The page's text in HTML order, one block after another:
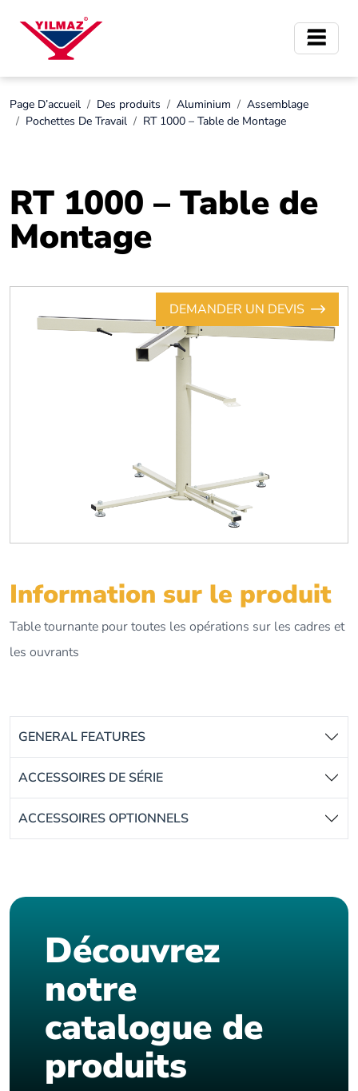
Page D’accueil Des produits Aluminium
Assemblage
Pochettes De Travail
RT 1000 – Table de Montage
RT 1000 – Table de
Montage
DEMANDER UN DEVIS
Information sur le produit
Table tournante pour toutes les opérations sur les cadres et
les ouvrants
GENERAL FEATURES
ACCESSOIRES DE SÉRIE
ACCESSOIRES OPTIONNELS
Découvrez
notre
catalogue de
produits